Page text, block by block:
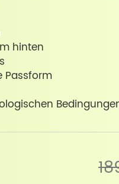
hinten
Passform